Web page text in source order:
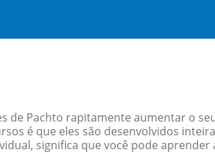
de Pachto rapitamente aumentar o
é que eles são desenvolvidos
significa que você pode aprender